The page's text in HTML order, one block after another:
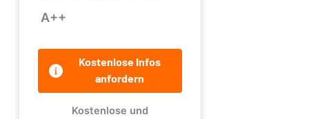
A++
Kostenlose Infos
anfordern
Kostenlose und